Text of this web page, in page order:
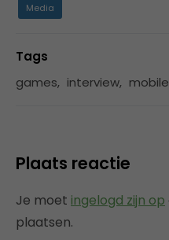
Media
Tags
games, interview,
Plaats reactie
Je moet ingelogd zijn op
plaatsen.